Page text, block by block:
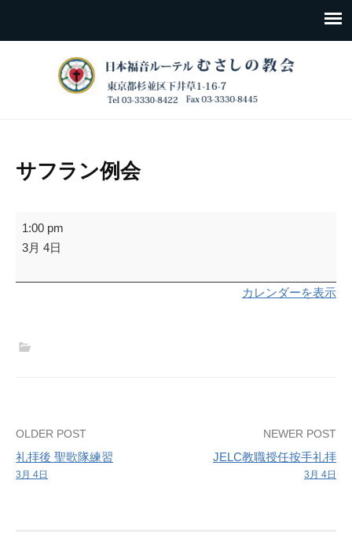
サフラン例会
サ
フ
ン
1:00 pm
3月 4日
カレンダーを表示
Post
navigation
OLDER POST
礼拝後 聖歌隊練習
3月 4日
NEWER POST
JELC教職授任按手礼拝
3月 4日